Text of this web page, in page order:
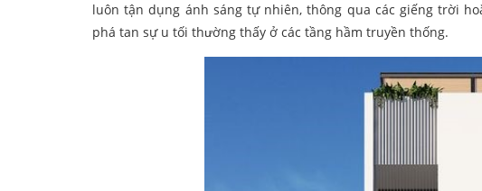
luôn tận dụng ánh sáng tự nhiên, thông qua các giếng trời
phá tan sự u tối thường thấy ở các tầng hầm truyền thống.